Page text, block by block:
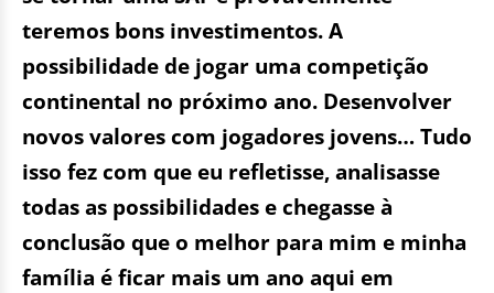
teremos bons investimentos. A
possibilidade de jogar uma competição
continental no próximo ano. Desenvolver
novos valores com jogadores jovens… Tudo
isso fez com que eu refletisse, analisasse
todas as possibilidades e chegasse à
conclusão que o melhor para mim e minha
família é ficar mais um ano aqui em